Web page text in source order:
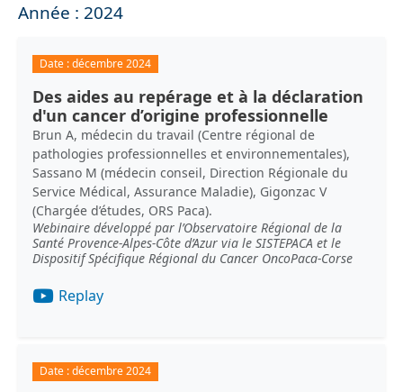
Année : 2024
Date :décembre 2024
Des aides au repérage et à la déclaration
d'un cancer d’origine professionnelle
Brun A, médecin du travail (Centre régional de
pathologies professionnelles et environnementales),
Sassano M (médecin conseil, Direction Régionale du
Service Médical, Assurance Maladie), Gigonzac V
(Chargée d’études, ORS Paca).
Webinaire développé par l’Observatoire Régional de la
Santé Provence-Alpes-Côte d’Azur via le SISTEPACA et le
Dispositif Spécifique Régional du Cancer OncoPaca-Corse
Replay
Date :décembre 2024